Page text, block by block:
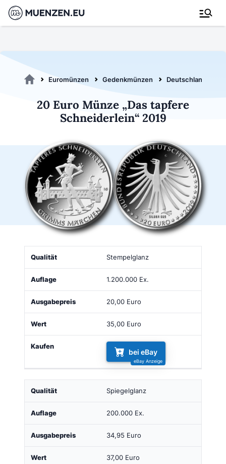
Euromünzen Gedenkmünzen Deutschland 2019
20 Euro Münze „Das tapfere
Schneiderlein“ 2019
Qualität Ausgabepreis
Stempelglanz
1.200.000 Ex.
20,00 Euro
35,00 Euro
bei eBay
Spiegelglanz
200.000 Ex.
34,95 Euro
37,00 Euro